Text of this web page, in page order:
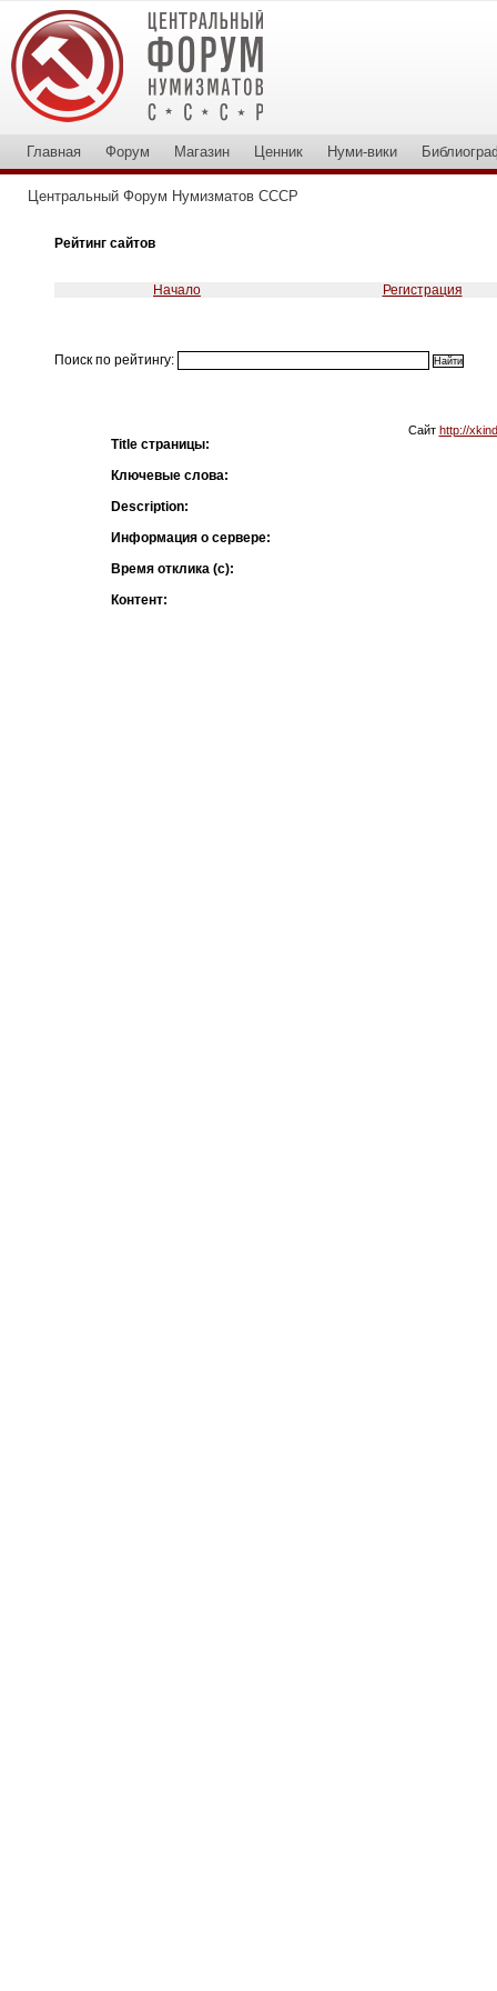
Главная Форум Магазин Ценник Нуми-вики
Центральный Форум Нумизматов СССР
Рейтинг сайтов
Начало Регистрация
Поиск по рейтингу:
Сайт http://
Title страницы:
Ключевые слова:
Description:
Информация о сервере:
Время отклика (с):
Контент: